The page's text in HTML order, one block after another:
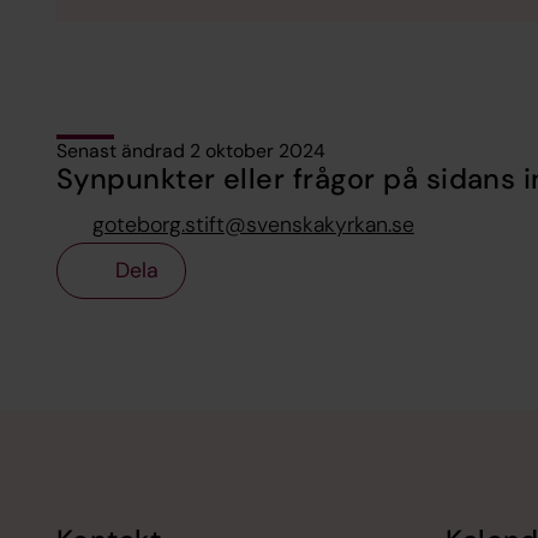
Senast ändrad 2 oktober 2024
Synpunkter eller frågor på sidans
goteborg.stift@svenskakyrkan.se
Dela